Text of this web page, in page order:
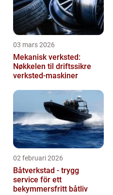
03 mars 2026
Mekanisk verksted:
Nøkkelen til driftssikre
verksted-maskiner
02 februari 2026
Båtverkstad - trygg
service för ett
bekymmersfritt båtliv